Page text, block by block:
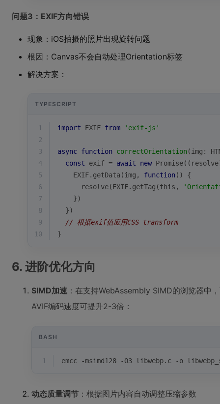
问题3：EXIF方向错误
现象：iOS拍摄的照片出现旋转问题
根因：Canvas不会自动处理Orientation标签
解决方案：
TYPESCRIPT
1 import EXIF from
'exif-js'
2
3
async function correctOrientation( img:
4
const exif = await new Promise( ( resolve
5
    EXIF.getData(img,
function ( ) {
6
      resolve(EXIF.getTag(
this ,
7
    })
8
  })
9
// 根据exif值应用CSS transform
10
}
6. 进阶优化方向
SIMD加速 ：在支持WebAssembly SIMD的浏览器中
AVIF编码速度可提升2-3倍：
BASH
1 emcc -msimd128 -O3 libwebp.c -o
动态质量调节 ：根据图片内容自动调整压缩参数